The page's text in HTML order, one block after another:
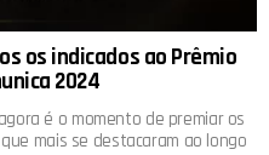
os indicados ao Prêmio
2024
é o momento de premiar os
mais se destacaram ao longo